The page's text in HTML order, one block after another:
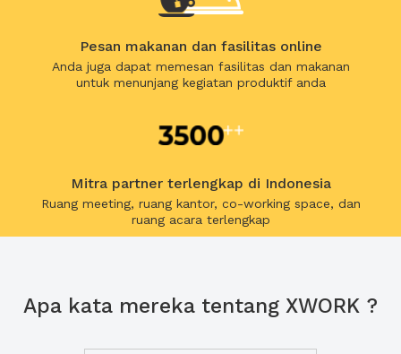
Pesan makanan dan fasilitas online
Anda juga dapat memesan fasilitas dan makanan
untuk menunjang kegiatan produktif anda
Mitra partner terlengkap di Indonesia
Ruang meeting, ruang kantor, co-working space, dan
ruang acara terlengkap
Apa kata mereka tentang XWORK ?